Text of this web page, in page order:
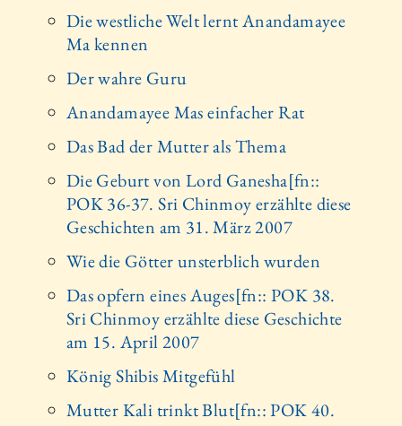
Die westliche Welt lernt Anandamayee
Ma kennen
Der wahre Guru
Anandamayee Mas einfacher Rat
Das Bad der Mutter als Thema
Die Geburt von Lord Ganesha[fn::
POK 36-37. Sri Chinmoy erzählte diese
Geschichten am 31. März 2007
Wie die Götter unsterblich wurden
Das opfern eines Auges[fn:: POK 38.
Sri Chinmoy erzählte diese Geschichte
am 15. April 2007
König Shibis Mitgefühl
Mutter Kali trinkt Blut[fn:: POK 40.